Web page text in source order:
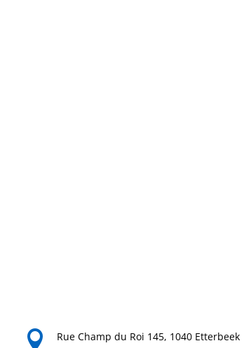
 Rue Champ du Roi 145, 1040 Etterbeek